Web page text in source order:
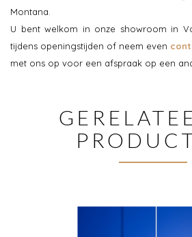
Montana.
U bent welkom in onze showroom in
tijdens openingstijden of neem even
met ons op voor een afspraak op een